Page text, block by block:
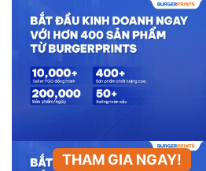
THAM GIA NGAY!